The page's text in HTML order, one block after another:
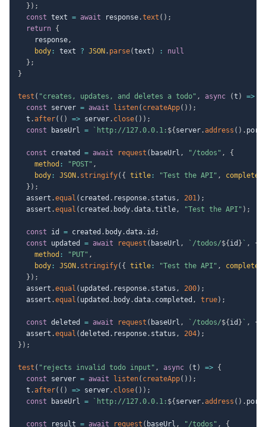
} ) ;
const text = await response.text ( ) ;
return {
    response
,
body : text ? JSON . parse(text ) :
null
} ;
}
test ( "creates, updates, and deletes a todo" , async (t ) =>
const server = await listen( createApp( ) ) ;
  t
.after( ( ) => server. close( ) ) ;
const baseUrl = ` http://127.0.0.1: ${ server.address ( ) . port
const created = await request ( baseUrl , "/todos" ,
{
method : "POST" ,
body : JSON . stringify( { title : "Test the API" , completed
} ) ;
  assert
.equal ( created . response. status , 201) ;
  assert
.equal ( created . body.data.title, "Test the API" ) ;
const id = created . body.data. id ;
const updated = await request ( baseUrl , ` /todos/${ id } ` ,
{
method : "PUT" ,
body : JSON . stringify( { title : "Test the API" , completed
} ) ;
  assert
.equal ( updated . response. status , 200) ;
  assert
.equal ( updated . body.data. completed , true) ;
const deleted = await request ( baseUrl , ` /todos/${ id } ` , {
  assert
.equal (deleted . response. status , 204) ;
} ) ;
test ( "rejects invalid todo input" , async (t ) => {
const server = await listen( createApp( ) ) ;
  t
.after( ( ) => server. close( ) ) ;
const baseUrl = ` http://127.0.0.1: ${ server.address ( ) . port
const result = await request ( baseUrl , "/todos" , {